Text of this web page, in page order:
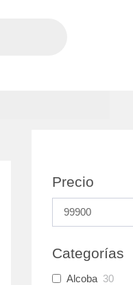
Precio
Categorías
Alcoba 30